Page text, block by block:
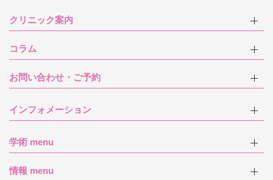
クリニック案内
コラム
お問い合わせ・ご予約
インフォメーション
学術 menu
情報 menu